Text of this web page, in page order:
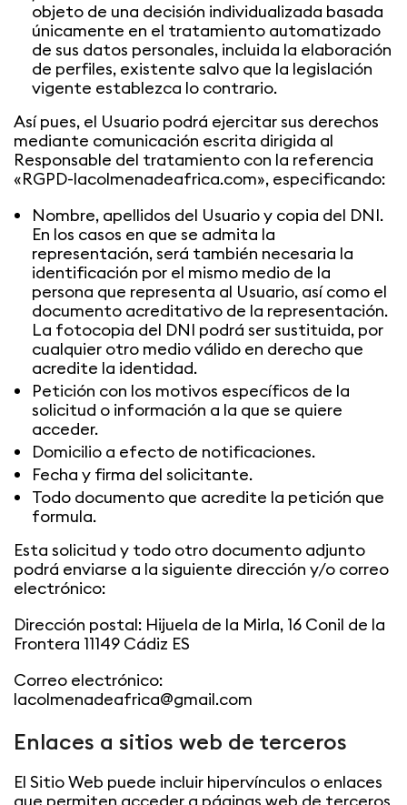
objeto de una decisión individualizada basada
únicamente en el tratamiento automatizado
de sus datos personales, incluida la elaboración
de perfiles, existente salvo que la legislación
vigente establezca lo contrario.
Así pues, el Usuario podrá ejercitar sus derechos
mediante comunicación escrita dirigida al
Responsable del tratamiento con la referencia
«RGPD-lacolmenadeafrica.com», especificando:
Nombre, apellidos del Usuario y copia del DNI.
En los casos en que se admita la
representación, será también necesaria la
identificación por el mismo medio de la
persona que representa al Usuario, así como el
documento acreditativo de la representación.
La fotocopia del DNI podrá ser sustituida, por
cualquier otro medio válido en derecho que
acredite la identidad.
Petición con los motivos específicos de la
solicitud o información a la que se quiere
acceder.
Domicilio a efecto de notificaciones.
Fecha y firma del solicitante.
Todo documento que acredite la petición que
formula.
Esta solicitud y todo otro documento adjunto
podrá enviarse a la siguiente dirección y/o correo
electrónico:
Dirección postal: Hijuela de la Mirla, 16 Conil de la
Frontera 11149 Cádiz ES
Correo electrónico:
lacolmenadeafrica@gmail.com
Enlaces a sitios web de terceros
El Sitio Web puede incluir hipervínculos o enlaces
que permiten acceder a páginas web de terceros